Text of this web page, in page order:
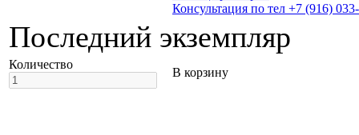
Консультация по тел +7 (916)
Последний экземпляр
Количество
В корзину